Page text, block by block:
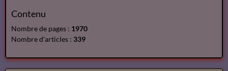
Contenu
Nombre de pages : 1970
Nombre d'articles : 339